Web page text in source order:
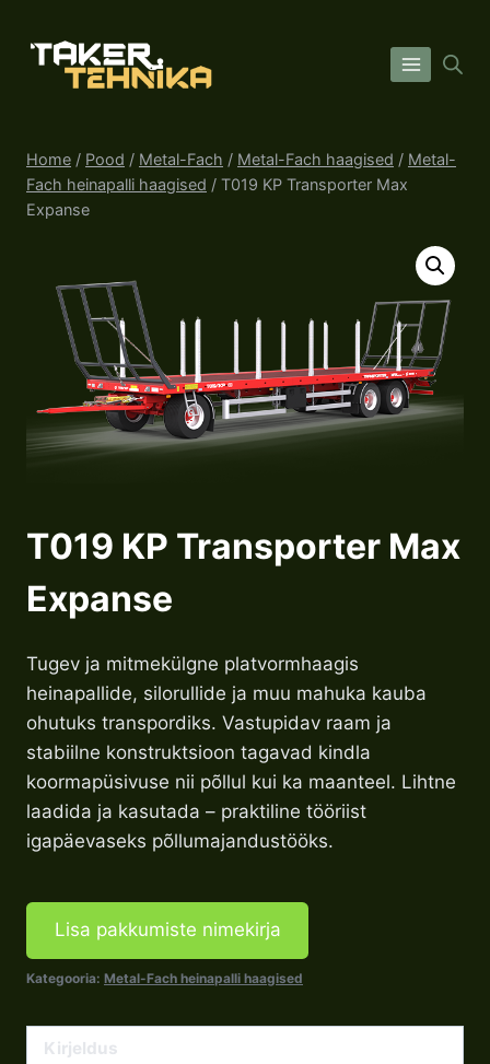
content
Home / Pood / Metal-Fach / Metal-Fach haagised / Metal-
Fach heinapalli haagised / T019 KP Transporter Max
Expanse
T019 KP Transporter Max
Expanse
Tugev ja mitmekülgne platvormhaagis
heinapallide, silorullide ja muu mahuka kauba
ohutuks transpordiks. Vastupidav raam ja
stabiilne konstruktsioon tagavad kindla
koormapüsivuse nii põllul kui ka maanteel. Lihtne
laadida ja kasutada – praktiline tööriist
igapäevaseks põllumajandustööks.
Lisa pakkumiste nimekirja
Kategooria: Metal-Fach heinapalli haagised
Kirjeldus